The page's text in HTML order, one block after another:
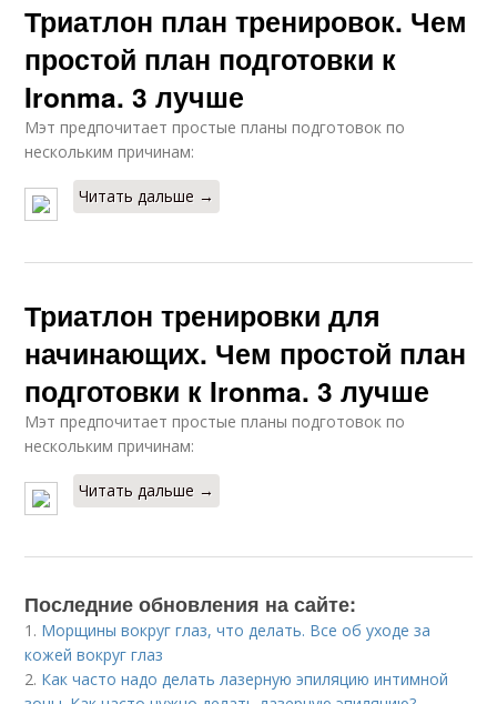
Триатлон план тренировок. Чем
простой план подготовки к
Ironma. 3 лучше
Мэт предпочитает простые планы подготовок по
нескольким причинам:
Читать дальше →
Триатлон тренировки для
начинающих. Чем простой план
подготовки к Ironma. 3 лучше
Мэт предпочитает простые планы подготовок по
нескольким причинам:
Читать дальше →
Последние обновления на сайте:
1. Морщины вокруг глаз, что делать. Все об уходе за
кожей вокруг глаз
2. Как часто надо делать лазерную эпиляцию интимной